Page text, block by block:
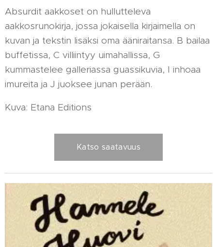
Absurdit aakkoset on hullutteleva
aakkosrunokirja, jossa jokaisella kirjaimella on
kuvan ja tekstin lisäksi oma ääniraitansa. B bailaa
buffetissa, C villiintyy uimahallissa, G
kummastelee galleriassa guassikuvia, I inhoaa
imureita ja J juoksee junan perään.
Kuva: Etana Editions
Katso saatavuus